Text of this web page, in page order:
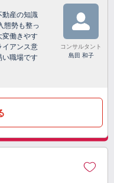
動産の知識
態勢も整っ
変働きやす
イアンス意
い職場です
コンサルタント
島田 和子